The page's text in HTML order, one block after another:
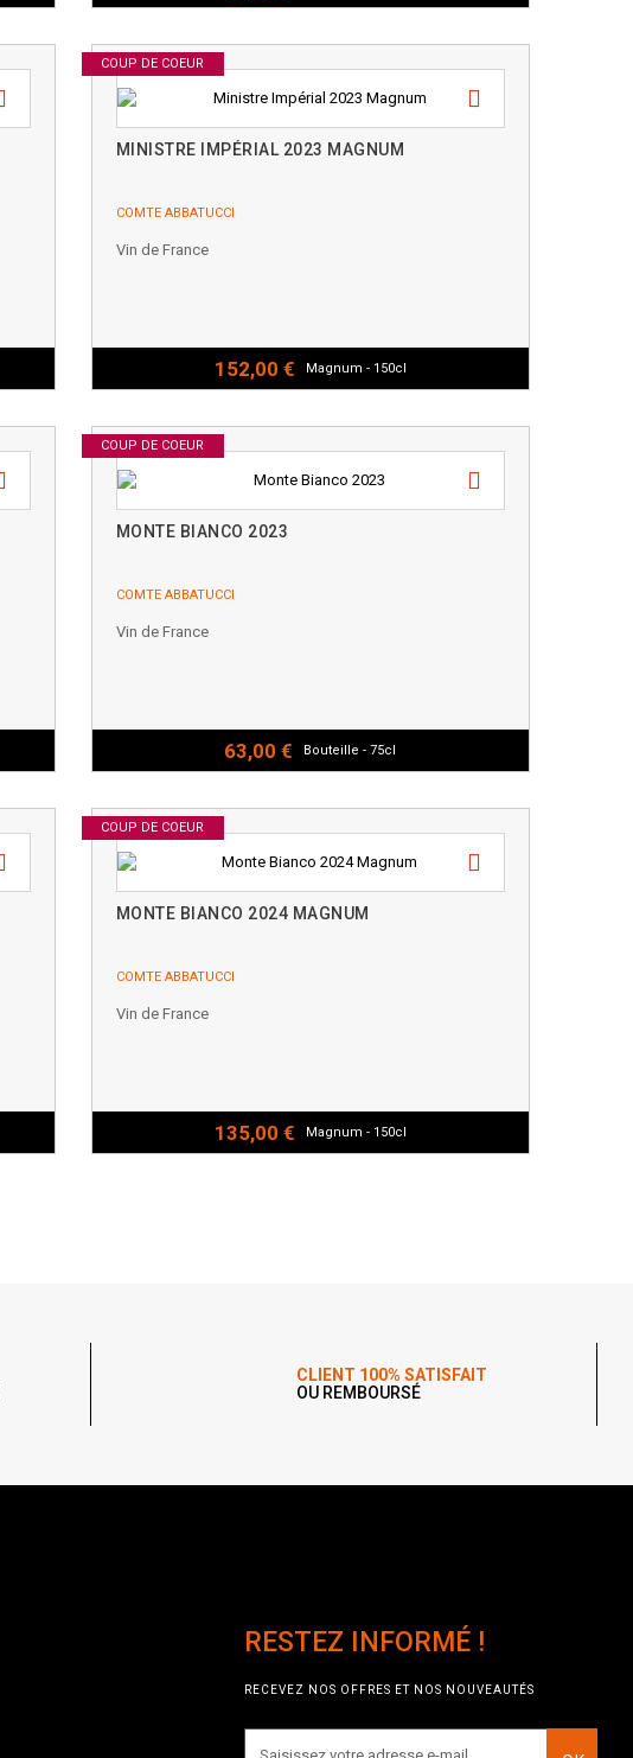
COUP DE COEUR
MINISTRE IMPÉRIAL 2023 MAGNUM
COMTE ABBATUCCI
Vin de France
152,00 € Magnum - 150cl
COUP DE COEUR
MONTE BIANCO 2023
COMTE ABBATUCCI
Vin de France
63,00 € Bouteille - 75cl
COUP DE COEUR
MONTE BIANCO 2024 MAGNUM
COMTE ABBATUCCI
Vin de France
135,00 € Magnum - 150cl
CLIENT 100% SATISFAIT
OU REMBOURSÉ
RESTEZ INFORMÉ !
RECEVEZ NOS OFFRES ET NOS NOUVEAUTÉS